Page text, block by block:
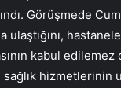
Görüşmede
ulaştığını,
kabul
sağlık hizmetlerinin